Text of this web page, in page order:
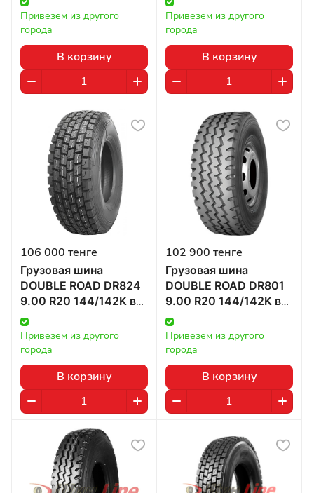
Привезем из другого
города
В корзину
Привезем из другого
города
В корзину
106 000 тенге
Грузовая шина
DOUBLE ROAD DR824
9.00 R20 144/142K в
Казахстане
Привезем из другого
города
В корзину
102 900 тенге
Грузовая шина
DOUBLE ROAD DR801
9.00 R20 144/142K в
Казахстане
Привезем из другого
города
В корзину